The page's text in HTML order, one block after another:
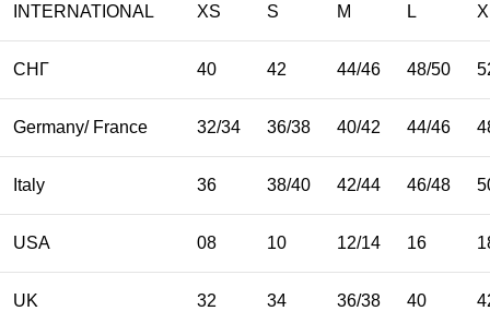
INTERNATIONAL XS S M L
СНГ 40 42 44/46 48/50
Germany/ France 32/34 36/38 40/42 44/46
Italy 36 38/40 42/44 46/48
USA 08 10 12/14 16
UK 32 34 36/38 40